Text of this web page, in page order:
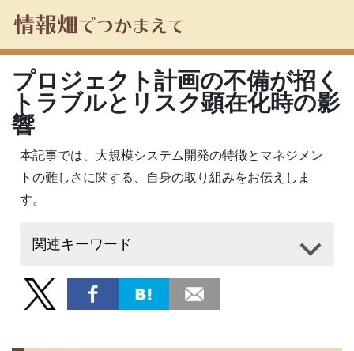
プロジェクト計画の不備が招く
トラブルとリスク顕在化時の影
響
本記事では、大規模システム開発の特徴とマネジメン
トの難しさに関する、自身の取り組みをお伝えしま
す。
関連キーワード